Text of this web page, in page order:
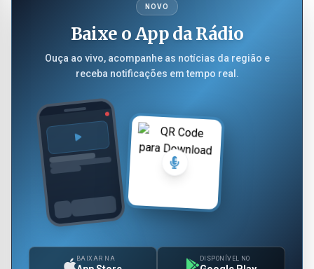
NOVO
Baixe o App da Rádio
Ouça ao vivo, acompanhe as notícias da região e
receba notificações em tempo real.
BAIXAR NA DISPONÍVEL NO